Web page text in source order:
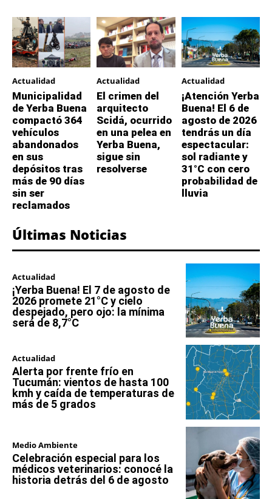
Actualidad
Municipalidad
de Yerba Buena
compactó 364
vehículos
abandonados
en sus
depósitos tras
más de 90 días
sin ser
reclamados
Actualidad
El crimen del
arquitecto
Scidá, ocurrido
en una pelea en
Yerba Buena,
sigue sin
resolverse
Actualidad
¡Atención Yerba
Buena! El 6 de
agosto de 2026
tendrás un día
espectacular:
sol radiante y
31°C con cero
probabilidad de
lluvia
Últimas Noticias
Actualidad
¡Yerba Buena! El 7 de agosto de
2026 promete 21°C y cielo
despejado, pero ojo: la mínima
será de 8,7°C
Actualidad
Alerta por frente frío en
Tucumán: vientos de hasta 100
kmh y caída de temperaturas de
más de 5 grados
Medio Ambiente
Celebración especial para los
médicos veterinarios: conocé la
historia detrás del 6 de agosto